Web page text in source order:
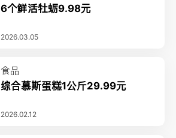
6个鲜活牡蛎9.98元
2026.03.05
食品
综合慕斯蛋糕1公斤29.99元
2026.02.12